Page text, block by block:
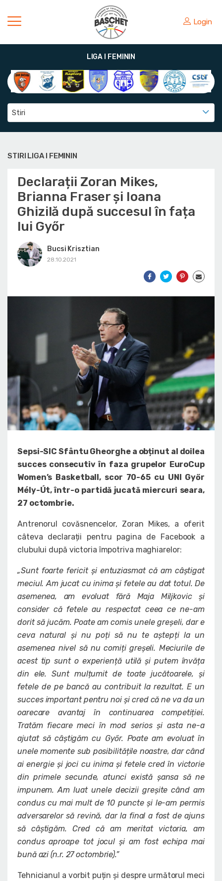
Login
LIGA I FEMININ
Stiri
STIRI LIGA I FEMININ
Declarații Zoran Mikes,
Brianna Fraser și Ioana
Ghizilă după succesul în fața
lui Győr
Bucsi Krisztian
28.10.2021
Sepsi-SIC Sfântu Gheorghe a obținut al doilea
succes consecutiv în faza grupelor EuroCup
Women’s Basketball, scor 70-65 cu UNI Győr
Mély-Út, într-o partidă jucată miercuri seara,
27 octombrie.
Antrenorul covăsnencelor, Zoran Mikes, a oferit
câteva declarații pentru pagina de Facebook a
clubului după victoria împotriva maghiarelor:
„Sunt foarte fericit și entuziasmat că am câștigat
meciul. Am jucat cu inima și fetele au dat totul. De
asemenea, am evoluat fără Maja Miljkovic și
consider că fetele au respectat ceea ce ne-am
dorit să jucăm. Poate am comis unele greșeli, dar e
ceva natural și nu poți să nu te aștepți la un
asemenea nivel să nu comiți greșeli. Meciurile de
acest tip sunt o experiență utilă și putem învăța
din ele. Sunt mulțumit de toate jucătoarele, și
fetele de pe bancă au contribuit la rezultat. E un
succes important pentru noi și cred că ne va da un
oarecare avantaj în continuarea competiției.
Tratăm fiecare meci în mod serios și asta ne-a
ajutat să câștigăm cu Győr. Poate am evoluat în
unele momente sub posibilitățile noastre, dar când
ai energie și joci cu inima și fetele cred în victorie
din primele secunde, atunci există șansa să ne
impunem. Am luat unele decizii greșite când am
condus cu mai mult de 10 puncte și le-am permis
adversarelor să revină, dar la final a fost de ajuns
să câștigăm. Cred că am meritat victoria, am
condus aproape tot jocul și am fost echipa mai
bună azi (n.r. 27 octombrie).”
Tehnicianul a vorbit puțin și despre următorul meci